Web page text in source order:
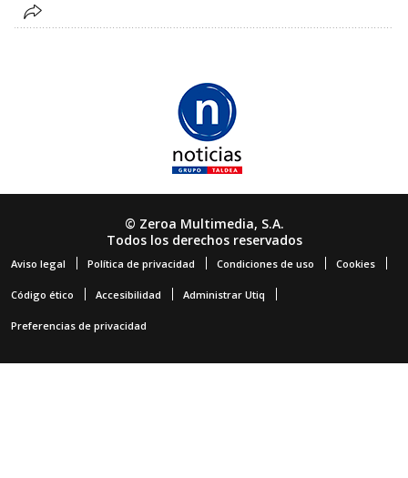
© Zeroa Multimedia, S.A.
Todos los derechos reservados
Aviso legal Política de privacidad Condiciones de uso Cookies
Código ético Accesibilidad Administrar Utiq
Preferencias de privacidad